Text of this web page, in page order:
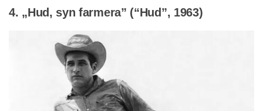
4. „Hud, syn farmera” (“Hud”, 1963)